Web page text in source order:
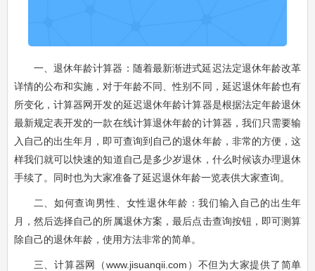
一、退休年龄计算器：随着最新渐进式延迟法定退休年龄改革
详情的公布和实施，对于年龄不同、性别不同，延迟退休年龄也有
所变化，计算器网开发的延迟退休年龄计算器是根据法定年龄退休
最新规定表开发的一款在线计算退休年龄的计算器，我们只需要输
入自己的出生年月，即可查询到自己的退休年龄，非常的方便，这
样我们就可以快速的知道自己是多少岁退休，什么时候该办理退休
手续了。同时也为大家准备了延迟退休年龄一览表供大家查询。
二、如何查询男性、女性退休年龄：我们输入自己的出生年
月，然后选择自己的所属退休方案，最后点击查询按钮，即可测算
除自己的退休年龄，使用方法非常的简单。
三、计算器网（www.jisuanqii.com）不但为大家提供了简单